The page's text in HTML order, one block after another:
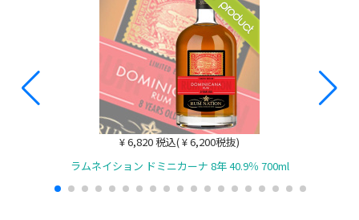
¥ 6,820 税込( ¥ 6,200税抜)
ラムネイション ドミニカーナ 8年 40.9％ 700ml